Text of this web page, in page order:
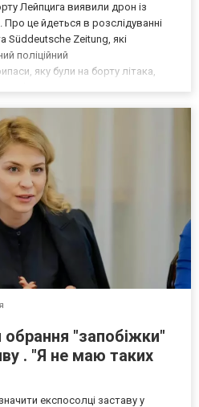
Лейпцига виявили дрон із
це йдеться в розслідуванні
Süddeutsche Zeitung, які
поліційний
яку були на борту літака,
обрання "запобіжки"
. "Я не маю таких
експосолці заставу у